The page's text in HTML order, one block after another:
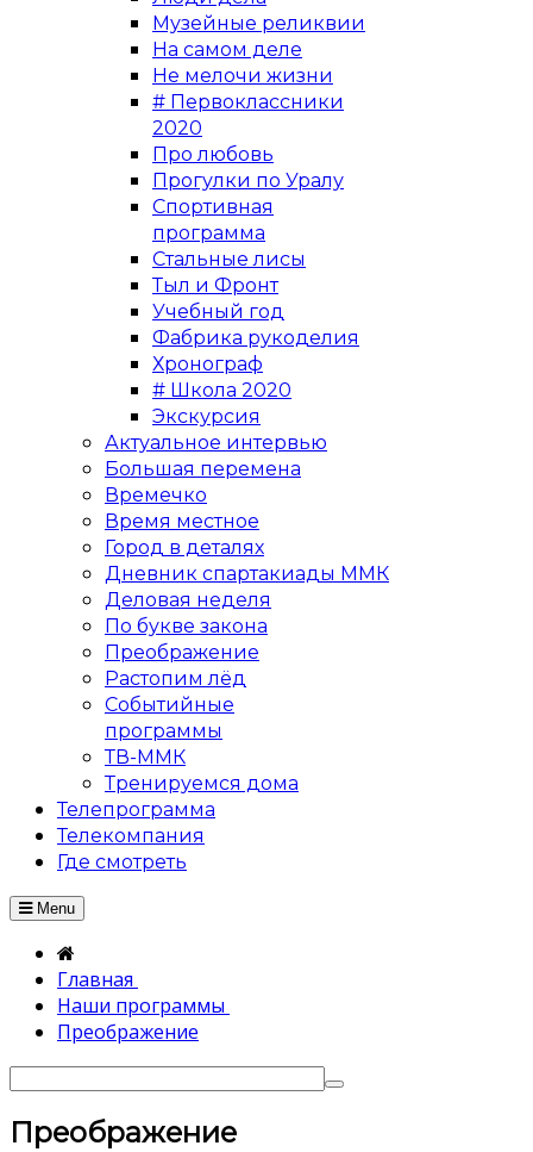
Музейные реликвии
На самом деле
Не мелочи жизни
# Первоклассники
2020
Про любовь
Прогулки по Уралу
Спортивная
программа
Стальные лисы
Тыл и Фронт
Учебный год
Фабрика рукоделия
Хронограф
# Школа 2020
Экскурсия
Актуальное интервью
Большая перемена
Времечко
Время местное
Город в деталях
Дневник спартакиады ММК
Деловая неделя
По букве закона
Преображение
Растопим лёд
Событийные
программы
ТВ-ММК
Тренируемся дома
Телепрограмма
Телекомпания
Где смотреть
Menu
Главная
Наши программы
Преображение
Преображение